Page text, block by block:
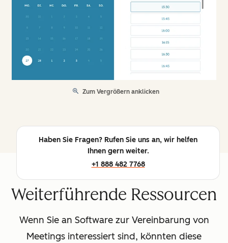
Zum Vergrößern anklicken
Haben Sie Fragen? Rufen Sie uns an, wir helfen
Ihnen gern weiter.
+1 888 482 7768
Weiterführende Ressourcen
Wenn Sie an Software zur Vereinbarung von
Meetings interessiert sind, könnten diese